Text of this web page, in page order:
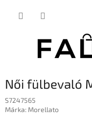
Női fülbevaló
S7247565
Márka: Morellato